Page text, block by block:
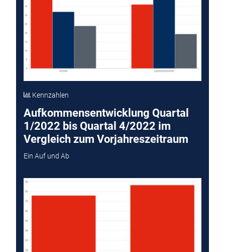
Kennzahlen
Aufkommensentwicklung Quartal
1/2022 bis Quartal 4/2022 im
Vergleich zum Vorjahreszeitraum
Ein Auf und Ab